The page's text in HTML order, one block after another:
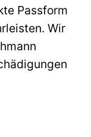
Passform
Wir